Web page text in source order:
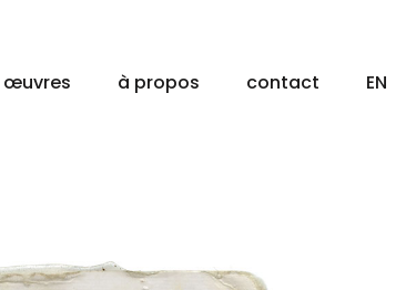
œuvres à propos contact EN